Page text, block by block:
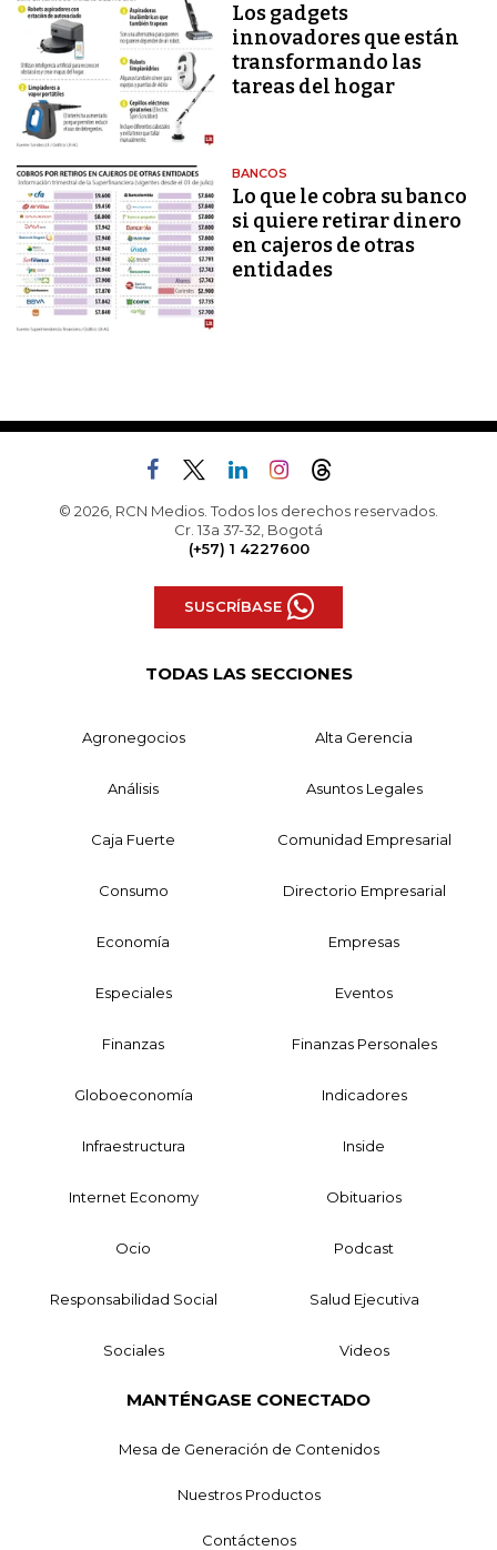
Los gadgets
innovadores que están
transformando las
tareas del hogar
BANCOS
Lo que le cobra su banco
si quiere retirar dinero
en cajeros de otras
entidades
© 2026, RCN Medios. Todos los derechos reservados.
Cr. 13a 37-32, Bogotá
(+57) 1 4227600
SUSCRÍBASE
TODAS LAS SECCIONES
Agronegocios Alta Gerencia
Análisis Asuntos Legales
Caja Fuerte Comunidad Empresarial
Consumo Directorio Empresarial
Economía Empresas
Especiales Eventos
Finanzas Finanzas Personales
Globoeconomía Indicadores
Infraestructura Inside
Internet Economy Obituarios
Ocio Podcast
Responsabilidad Social Salud Ejecutiva
Sociales Videos
MANTÉNGASE CONECTADO
Mesa de Generación de Contenidos
Nuestros Productos
Contáctenos